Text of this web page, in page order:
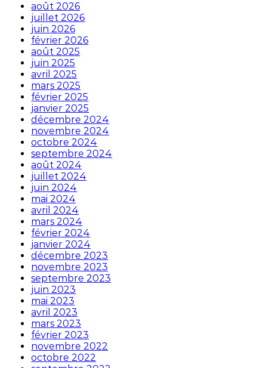
août 2026
juillet 2026
juin 2026
février 2026
août 2025
juin 2025
avril 2025
mars 2025
février 2025
janvier 2025
décembre 2024
novembre 2024
octobre 2024
septembre 2024
août 2024
juillet 2024
juin 2024
mai 2024
avril 2024
mars 2024
février 2024
janvier 2024
décembre 2023
novembre 2023
septembre 2023
juin 2023
mai 2023
avril 2023
mars 2023
février 2023
novembre 2022
octobre 2022